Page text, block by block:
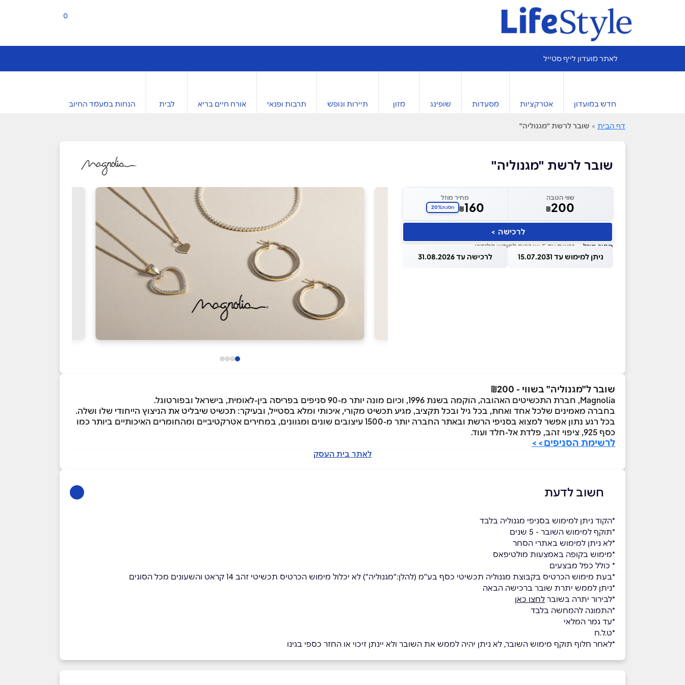
0
לאתר מועדון לייף סטייל
חדש במועדון אטרקציות מסעדות שופינג מזון תיירות ונופש תרבות ופנאי אורח חיים בריא לבית הנחות במעמד החיוב
דף הבית > שובר לרשת "מגנוליה"
שובר לרשת "מגנוליה"
שווי הטבה
₪200
מחיר מוזל
₪160 חסכת20%
לרכישה >
מחיר מוזל — זכאות עד 5 שוברים לחודש קלנדרי
ניתן למימוש עד 15.07.2031 לרכישה עד 31.08.2026
שובר ל"מגנוליה" בשווי - ₪200
Magnolia, חברת התכשיטים האהובה, הוקמה בשנת 1996, וכיום מונה יותר מ-90 סניפים בפריסה בין-לאומית, בישראל ובפורטוגל.
בחברה מאמינים שלכל אחד ואחת, בכל גיל ובכל תקציב, מגיע תכשיט מקורי, איכותי ומלא בסטייל, ובעיקר: תכשיט שיבליט את הניצוץ הייחודי שלו ושלה.
בכל רגע נתון אפשר למצוא בסניפי הרשת ובאתר החברה יותר מ-1500 עיצובים שונים ומגוונים, במחירים אטרקטיביים ומהחומרים האיכותיים ביותר כמו
כסף 925, ציפוי זהב, פלדת אל-חלד ועוד.
לרשימת הסניפים>>
לאתר בית העסק
חשוב לדעת
*הקוד ניתן למימוש בסניפי מגנוליה בלבד
*תוקף למימוש השובר - 5 שנים
*לא ניתן למימוש באתרי הסחר
*מימוש בקופה באמצעות מולטיפאס
* כולל כפל מבצעים
*בעת מימוש הכרטיס בקבוצת מגנוליה תכשיטי כסף בע"מ (להלן:"מגנוליה") לא יכלול מימוש הכרטיס תכשיטי זהב 14 קראט והשעונים מכל הסוגים
*ניתן לממש יתרת שובר ברכישה הבאה
*לבירור יתרה בשובר לחצו כאן
*התמונה להמחשה בלבד
*עד גמר המלאי
*ט.ל.ח
*לאחר חלוף תוקף מימוש השובר, לא ניתן יהיה לממש את השובר ולא יינתן זיכוי או החזר כספי בגינו